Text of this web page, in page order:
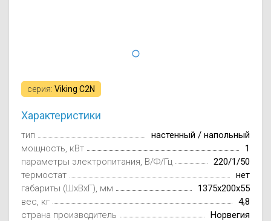
серия: Viking C2N
Характеристики
тип
настенный / напольный
мощность, кВт
1
параметры электропитания, В/Ф/Гц
220/1/50
термостат
нет
габариты (ШxВxГ), мм
1375х200х55
вес, кг
4,8
страна производитель
Норвегия